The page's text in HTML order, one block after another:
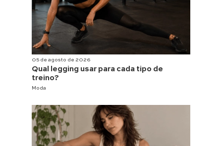
05 de agosto de 2026
Qual legging usar para cada tipo de
treino?
Moda